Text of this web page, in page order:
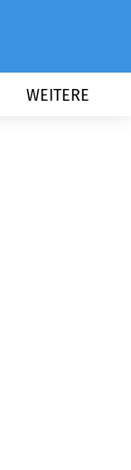
WEITERE